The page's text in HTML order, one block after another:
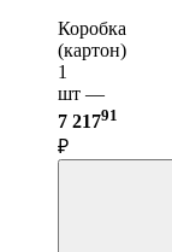
Коробка
(картон)
1
шт —
7 21791
₽